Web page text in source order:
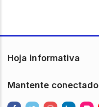
Hoja informativa
Mantente conectado